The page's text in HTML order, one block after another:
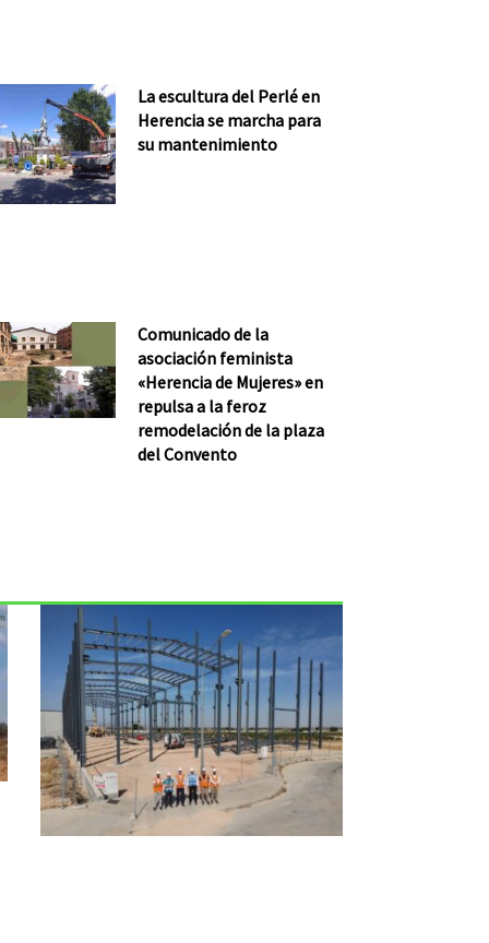
La escultura del Perlé en
Herencia se marcha para
su mantenimiento
Comunicado de la
asociación feminista
«Herencia de Mujeres» en
repulsa a la feroz
remodelación de la plaza
del Convento